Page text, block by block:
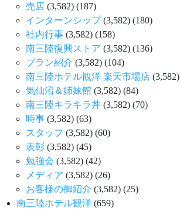
売店 (3,582) (187)
インターンシップ(3,582) (180)
社内行事 (3,582) (158)
南三陸復興ストア (3,582) (136)
プラン紹介 (3,582) (104)
南三陸ホテル観洋 楽天市場店 (3,582)
気仙沼＆姉妹館 (3,582) (84)
南三陸キラキラ丼 (3,582) (70)
時事 (3,582) (63)
スタッフ (3,582) (60)
表彰 (3,582) (45)
勉強会 (3,582) (42)
メディア (3,582) (26)
お客様の御紹介 (3,582) (25)
南三陸ホテル観洋 (659)